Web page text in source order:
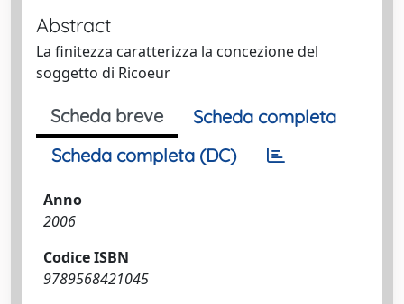
Abstract
La finitezza caratterizza la concezione del
soggetto di Ricoeur
Scheda breve
Scheda completa
Scheda completa (DC)
Anno
2006
Codice ISBN
9789568421045